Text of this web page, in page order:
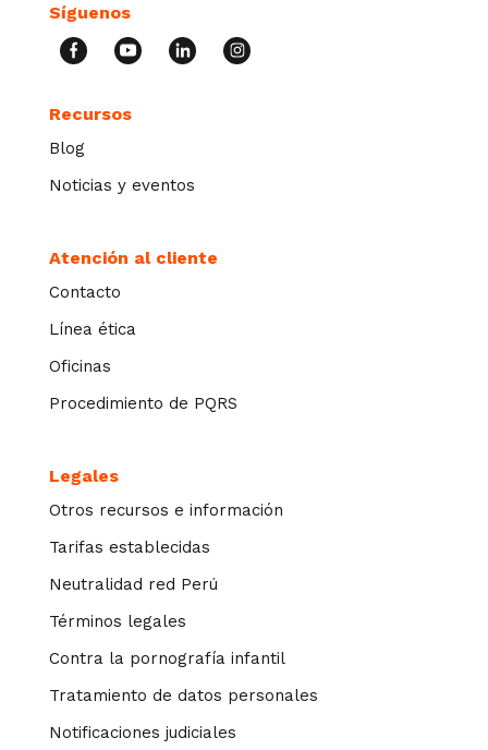
Síguenos
Recursos
Blog
Noticias y eventos
Atención al cliente
Contacto
Línea ética
Oficinas
Procedimiento de PQRS
Legales
Otros recursos e información
Tarifas establecidas
Neutralidad red Perú
Términos legales
Contra la pornografía infantil
Tratamiento de datos personales
Notificaciones judiciales